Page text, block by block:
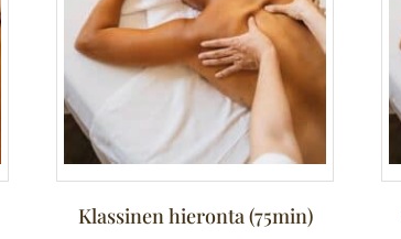
Klassinen hieronta (75min)